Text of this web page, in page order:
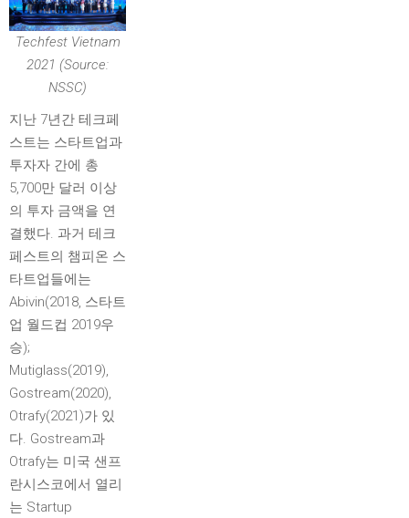
Techfest Vietnam
2021 (Source:
NSSC)
지난 7년간 테크페
스트는 스타트업과
투자자 간에 총
5,700만 달러 이상
의 투자 금액을 연
결했다. 과거 테크
페스트의 챔피온 스
타트업들에는
Abivin(2018, 스타트
업 월드컵 2019우
승);
Mutiglass(2019),
Gostream(2020),
Otrafy(2021)가 있
다. Gostream과
Otrafy는 미국 샌프
란시스코에서 열리
는 Startup